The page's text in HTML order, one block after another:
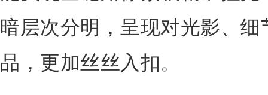
暗层次分明，呈现对光影、
品，更加丝丝入扣。